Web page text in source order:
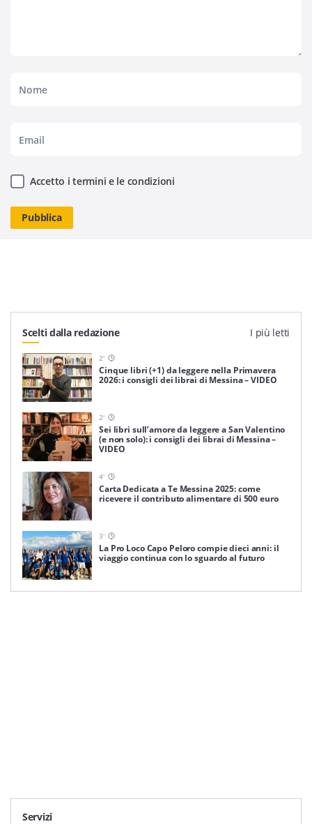
Accetto i termini e le condizioni
Scelti dalla redazione I più letti
2'
Cinque libri (+1) da leggere nella Primavera
2026: i consigli dei librai di Messina – VIDEO
2'
Sei libri sull’amore da leggere a San Valentino
(e non solo): i consigli dei librai di Messina –
VIDEO
4'
Carta Dedicata a Te Messina 2025: come
ricevere il contributo alimentare di 500 euro
3'
La Pro Loco Capo Peloro compie dieci anni: il
viaggio continua con lo sguardo al futuro
Servizi